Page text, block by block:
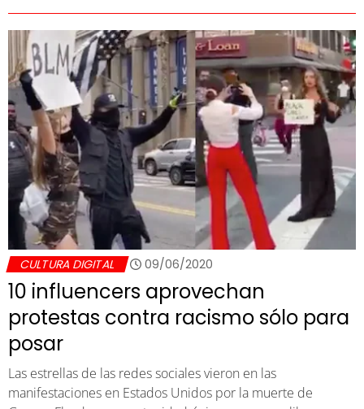
CULTURA DIGITAL 09/06/2020
10 influencers aprovechan
protestas contra racismo sólo para
posar
Las estrellas de las redes sociales vieron en las
manifestaciones en Estados Unidos por la muerte de